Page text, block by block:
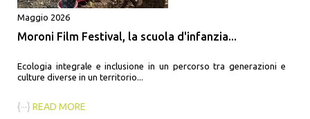
Maggio 2026
Moroni Film Festival, la scuola d'infanzia...
Ecologia integrale e inclusione in un percorso tra generazioni e
culture diverse in un territorio...
{···} READ MORE